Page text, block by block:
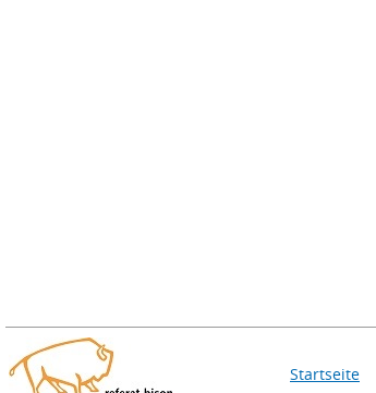
Startseite